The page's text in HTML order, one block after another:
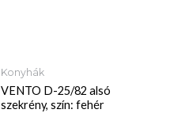
Konyhák
VENTO D-25/82 alsó
szekrény, szín: fehér